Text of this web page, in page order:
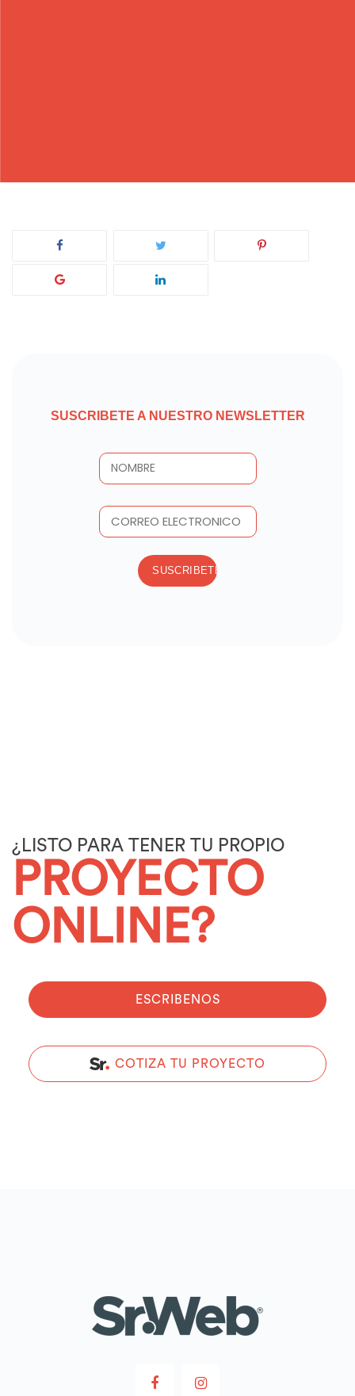
SUSCRIBETE A NUESTRO NEWSLETTER
¿LISTO PARA TENER TU PROPIO
PROYECTO
ONLINE?
ESCRIBENOS
COTIZA TU PROYECTO